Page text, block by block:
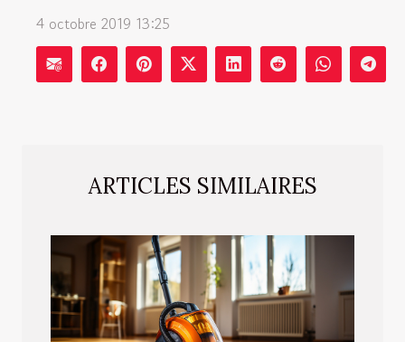
ARTICLES SIMILAIRES
4 octobre 2019 13:25